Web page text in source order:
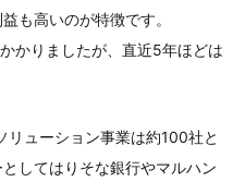
も高いのが特徴です。
かりましたが、直近5年ほどは
リューション事業は約100社と
してはりそな銀行やマルハン